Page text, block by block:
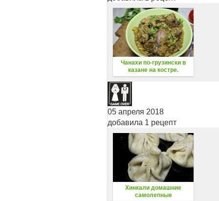
Чанахи по-грузински в
казане на костре.
05 апреля 2018
добавила 1 рецепт
Хинкали домашние
самолепные